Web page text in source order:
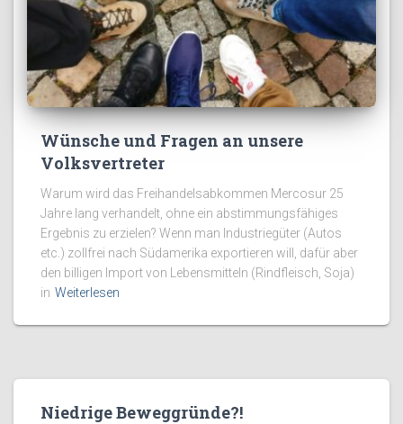
Wünsche und Fragen an unsere
Volksvertreter
Warum wird das Freihandelsabkommen Mercosur 25
Jahre lang verhandelt, ohne ein abstimmungsfähiges
Ergebnis zu erzielen? Wenn man Industriegüter (Autos
etc.) zollfrei nach Südamerika exportieren will, dafür aber
den billigen Import von Lebensmitteln (Rindfleisch, Soja)
in Weiterlesen
Niedrige Beweggründe?!